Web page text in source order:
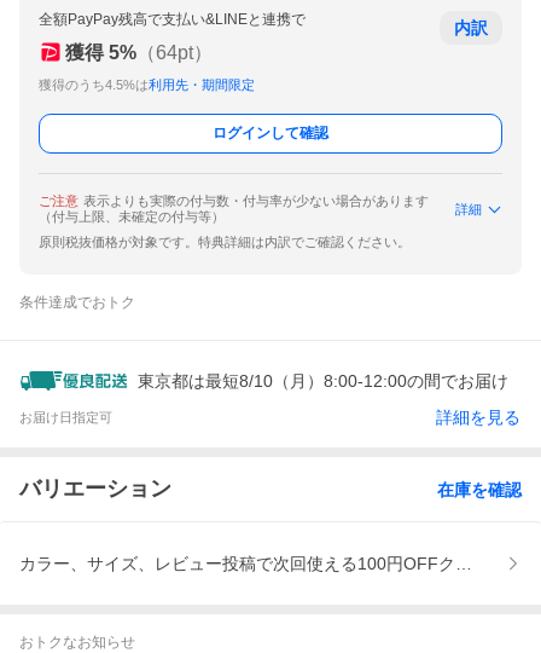
全額PayPay残高で支払い&LINEと連携で
獲得 5% （64pt）
獲得のうち4.5%は利用先・期間限定
内訳
ログインして確認
ご注意 表示よりも実際の付与数・付与率が少ない場合があります
（付与上限、未確定の付与等）
詳細
原則税抜価格が対象です。特典詳細は内訳でご確認ください。
条件達成でおトク
東京都は最短8/10（月）8:00-12:00の間でお届け
お届け日指定可 詳細を見る
バリエーション 在庫を確認
カラー、サイズ、レビュー投稿で次回使える100円OFFクーポンプ
おトクなお知らせ